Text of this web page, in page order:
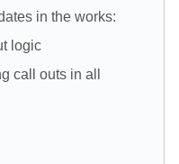
in the works:
logic
call outs in all